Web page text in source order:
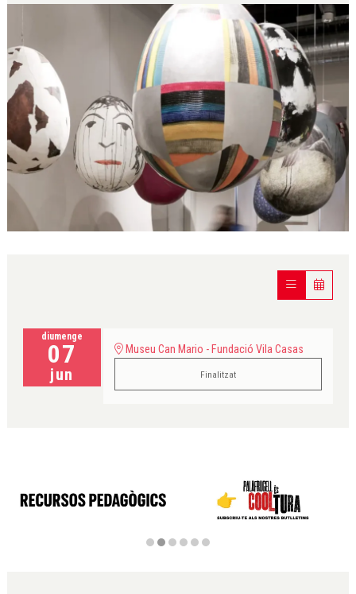
diumenge
07
jun
Museu Can Mario - Fundació Vila Casas
Finalitzat